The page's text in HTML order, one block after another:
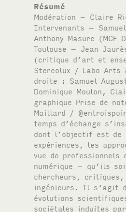
Résumé
Modération – Claire
Intervenants –
Anthony Masure (MCF
Toulouse – Jean
(critique d’art et
Stereolux / Labo Arts
droite : Samuel
Dominique Moulon,
graphique Prise de
Maillard /
temps d’échange
dont l’objectif est de
expériences, les
vue de professionnels
numérique – qu’ils
chercheurs,
ingénieurs. Il s‘agit
évolutions
sociétales induites